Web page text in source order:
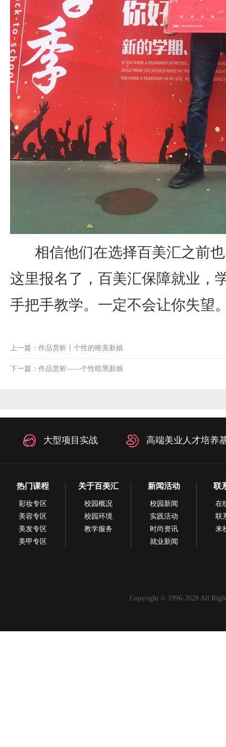
相信他们在选择百美汇之前也
这里报名了，百美汇保障就业，
手把手教学。一定不会让你失望
上一篇：作品赏析丨个性的唯美新娘
下一篇：作品赏析——个性暗黑新娘
大型项目实战 高端美业人才培养
热门课程
彩妆专区
美容专区
美发专区
美甲专区
关于百美汇
校园概况
校园环境
教学服务
新闻活动
校园新闻
实践活动
时尚资讯
就业新闻
联
在
联
来
Copyright © 1996-2028 All